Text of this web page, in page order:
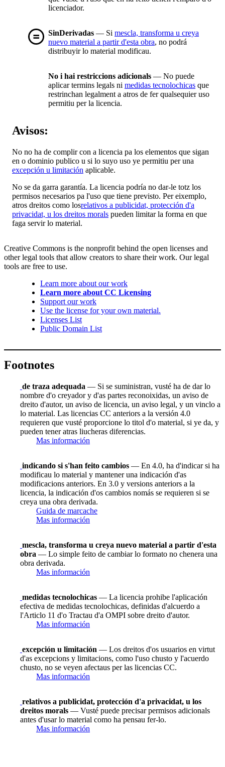
licenciador.
SinDerivadas — Si mescla, transforma u creya
nuevo material a partir d'esta obra, no podrá
distribuyir lo material modificau.
No i hai restriccions adicionals — No puede
aplicar termins legals ni medidas tecnolochicas que
restrinchan legalment a atros de fer qualsequier uso
permitiu per la licencia.
Avisos:
No no ha de complir con a licencia pa los elementos que sigan
en o dominio publico u si lo suyo uso ye permitiu per una
excepción u limitación aplicable.
No se da garra garantía. La licencia podría no dar-le totz los
permisos necesarios pa l'uso que tiene previsto. Per eixemplo,
atros dreitos como losrelativos a publicidat, protección d'a
privacidat, u los dreitos morals pueden limitar la forma en que
faga servir lo material.
Creative Commons is the nonprofit behind the open licenses and
other legal tools that allow creators to share their work. Our legal
tools are free to use.
Learn more about our work
Learn more about CC Licensing
Support our work
Use the license for your own material.
Licenses List
Public Domain List
Footnotes
de traza adequada — Si se suministran, vusté ha de dar lo
nombre d'o creyador y d'as partes reconoixidas, un aviso de
dreito d'autor, un aviso de licencia, un aviso legal, y un vinclo a
lo material. Las licencias CC anteriors a la versión 4.0
requieren que vusté proporcione lo titol d'o material, si ye da, y
pueden tener atras liucheras diferencias.
Mas información
indicando si s'han feito cambios — En 4.0, ha d'indicar si ha
modificau lo material y mantener una indicación d'as
modificacions anteriors. En 3.0 y versions anteriors a la
licencia, la indicación d'os cambios nomás se requieren si se
creya una obra derivada.
Guida de marcache
Mas información
mescla, transforma u creya nuevo material a partir d'esta
obra — Lo simple feito de cambiar lo formato no chenera una
obra derivada.
Mas información
medidas tecnolochicas — La licencia prohibe l'aplicación
efectiva de medidas tecnolochicas, definidas d'alcuerdo a
l'Articlo 11 d'o Tractau d'a OMPI sobre dreito d'autor.
Mas información
excepción u limitación — Los dreitos d'os usuarios en virtut
d'as excepcions y limitacions, como l'uso chusto y l'acuerdo
chusto, no se veyen afectaus per las licencias CC.
Mas información
relativos a publicidat, protección d'a privacidat, u los
dreitos morals — Vusté puede precisar permisos adicionals
antes d'usar lo material como ha pensau fer-lo.
Mas información